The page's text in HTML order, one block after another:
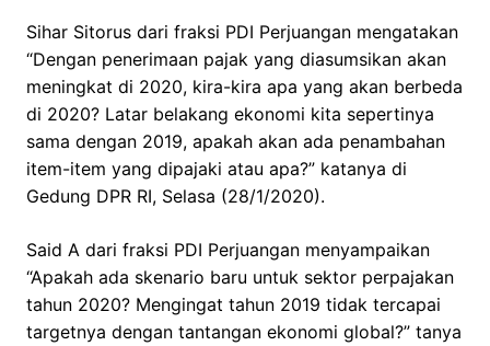
Sihar Sitorus dari fraksi PDI Perjuangan mengatakan
“Dengan penerimaan pajak yang diasumsikan akan
meningkat di 2020, kira-kira apa yang akan berbeda
di 2020? Latar belakang ekonomi kita sepertinya
sama dengan 2019, apakah akan ada penambahan
item-item yang dipajaki atau apa?” katanya di
Gedung DPR RI, Selasa (28/1/2020).
Said A dari fraksi PDI Perjuangan menyampaikan
“Apakah ada skenario baru untuk sektor perpajakan
tahun 2020? Mengingat tahun 2019 tidak tercapai
targetnya dengan tantangan ekonomi global?” tanya